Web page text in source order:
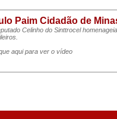
Paim Cidadão de
Celinho do Sinttrocel
aqui para ver o vídeo